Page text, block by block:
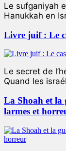
Le sufganiyah
Hanukkah en
Livre juif : Le
Le secret de
Quand les
La Shoah et la
larmes et